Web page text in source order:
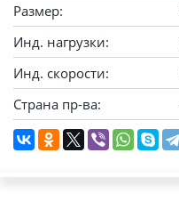
Размер:
Инд. нагрузки:
Инд. скорости:
Страна пр-ва: